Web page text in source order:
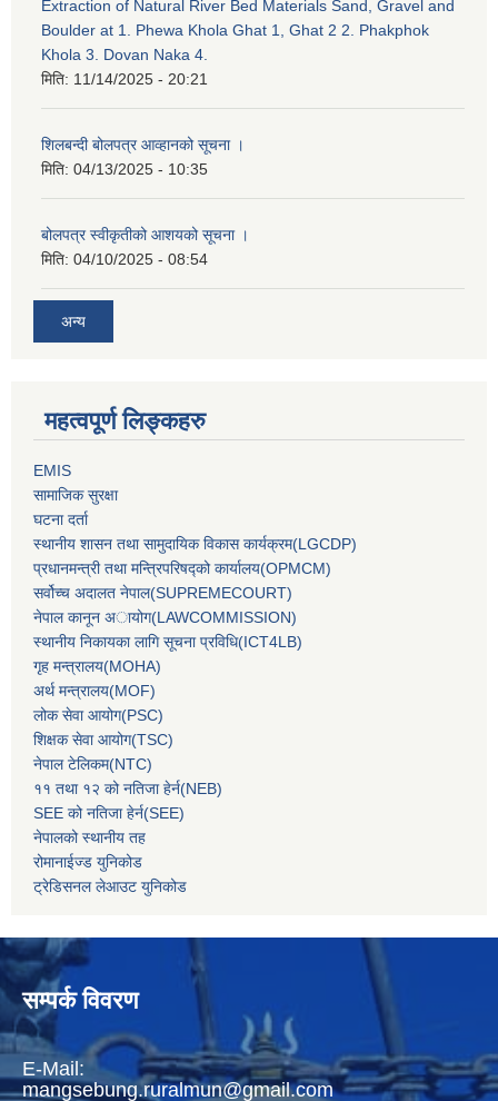
Extraction of Natural River Bed Materials Sand, Gravel and
Boulder at 1. Phewa Khola Ghat 1, Ghat 2 2. Phakphok
Khola 3. Dovan Naka 4.
मिति: 11/14/2025 - 20:21
शिलबन्दी बोलपत्र आव्हानको सूचना ।
मिति: 04/13/2025 - 10:35
बोलपत्र स्वीकृतीको आशयको सूचना ।
मिति: 04/10/2025 - 08:54
अन्य
महत्वपूर्ण लिङ्कहरु
EMIS
सामाजिक सुरक्षा
घटना दर्ता
स्थानीय शासन तथा सामुदायिक विकास कार्यक्रम(LGCDP)
प्रधानमन्‍त्री तथा मन्‍त्रिपरिषद्को कार्यालय(OPMCM)
सर्वोच्‍च अदालत नेपाल(SUPREMECOURT)
नेपाल कानून अायोग(LAWCOMMISSION)
स्थानीय निकायका लागि सूचना प्रविधि(ICT4LB)
गृह मन्‍त्रालय(MOHA)
अर्थ मन्‍त्रालय(MOF)
लोक सेवा आयोग(PSC)
शिक्षक सेवा आयोग(TSC)
नेपाल टेलिकम(NTC)
११ तथा १२ को नतिजा हेर्न(NEB)
SEE को नतिजा हेर्न(SEE)
नेपालको स्थानीय तह
रोमानाईज्ड युनिकोड
ट्रेडिसनल लेआउट युनिकोड
सम्पर्क विवरण
E-Mail:
mangsebung.ruralmun@gmail.com